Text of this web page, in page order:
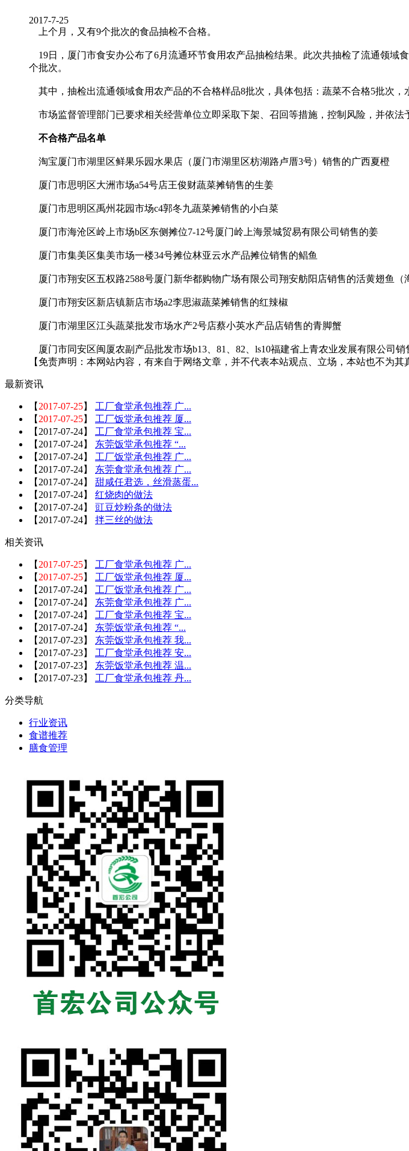
2017-7-25
上个月，又有9个批次的食品抽检不合格。
19日，厦门市食安办公布了6月流通环节食用农产品抽检结果。此次共抽检了流通领域
个批次。
其中，抽检出流通领域食用农产品的不合格样品8批次，具体包括：蔬菜不合格5批次
市场监督管理部门已要求相关经营单位立即采取下架、召回等措施，控制风险，并依法
不合格产品名单
淘宝厦门市湖里区鲜果乐园水果店（厦门市湖里区枋湖路卢厝3号）销售的广西夏橙
厦门市思明区大洲市场a54号店王俊财蔬菜摊销售的生姜
厦门市思明区禹州花园市场c4郭冬九蔬菜摊销售的小白菜
厦门市海沧区岭上市场b区东侧摊位7-12号厦门岭上海景城贸易有限公司销售的姜
厦门市集美区集美市场一楼34号摊位林亚云水产品摊位销售的鲳鱼
厦门市翔安区五权路2588号厦门新华都购物广场有限公司翔安舫阳店销售的活黄翅鱼（
厦门市翔安区新店镇新店市场a2李思淑蔬菜摊销售的红辣椒
厦门市湖里区江头蔬菜批发市场水产2号店蔡小英水产品店销售的青脚蟹
厦门市同安区闽厦农副产品批发市场b13、81、82、ls10福建省上青农业发展有限公司销
【免责声明：本网站内容，有来自于网络文章，并不代表本站观点、立场，本站也不为
最新资讯
【 2017-07-25】 工厂食堂承包推荐 广...
【 2017-07-25】 工厂饭堂承包推荐 厦...
【 2017-07-24】 工厂食堂承包推荐 宝...
【 2017-07-24】 东莞饭堂承包推荐 “...
【 2017-07-24】 工厂饭堂承包推荐 广...
【 2017-07-24】 东莞食堂承包推荐 广...
【 2017-07-24】 甜咸任君选，丝滑蒸蛋...
【 2017-07-24】 红烧肉的做法
【 2017-07-24】 豇豆炒粉条的做法
【 2017-07-24】 拌三丝的做法
相关资讯
【 2017-07-25】 工厂食堂承包推荐 广...
【 2017-07-25】 工厂饭堂承包推荐 厦...
【 2017-07-24】 工厂饭堂承包推荐 广...
【 2017-07-24】 东莞食堂承包推荐 广...
【 2017-07-24】 工厂食堂承包推荐 宝...
【 2017-07-24】 东莞饭堂承包推荐 “...
【 2017-07-23】 东莞饭堂承包推荐 我...
【 2017-07-23】 工厂食堂承包推荐 安...
【 2017-07-23】 东莞饭堂承包推荐 温...
【 2017-07-23】 工厂食堂承包推荐 丹...
分类导航
行业资讯
食谱推荐
膳食管理